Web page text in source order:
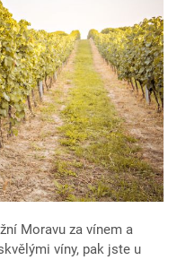
Moravu za vínem a
víny, pak jste u